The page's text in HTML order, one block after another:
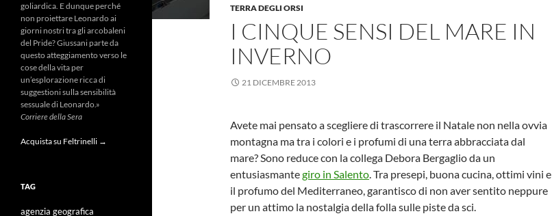
TERRA DEGLI ORSI
I CINQUE SENSI DEL MARE IN
INVERNO
21 DICEMBRE 2013
Avete mai pensato a scegliere di trascorrere il Natale non nella ovvia
montagna ma tra i colori e i profumi di una terra abbracciata dal
mare? Sono reduce con la collega Debora Bergaglio da un
entusiasmantegiro in Salento. Tra presepi, buona cucina, ottimi vini e
il profumo del Mediterraneo, garantisco di non aver sentito neppure
per un attimo la nostalgia della folla sulle piste da sci.
goliardica. E dunque perché
non proiettare Leonardo ai
giorni nostri tra gli arcobaleni
del Pride? Giussani parte da
questo atteggiamento verso le
cose della vita per
un’esplorazione ricca di
suggestioni sulla sensibilità
sessuale di Leonardo.»
Corriere della Sera
Acquista su Feltrinelli →
TAG
agenzia geografica